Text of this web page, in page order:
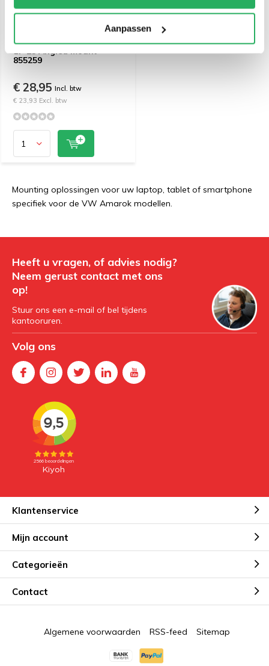
Aanpassen
Brodit Proclip VW Amarok
17-23 Angled mount
855259
€ 28,95 Incl. btw
€ 23,93 Excl. btw
Mounting oplossingen voor uw laptop, tablet of smartphone
specifiek voor de VW Amarok modellen.
Heeft u vragen, of advies nodig?
Neem gerust contact met ons
op!
Stuur ons een e-mail of bel tijdens
kantooruren.
Volg ons
Klantenservice
Mijn account
Categorieën
Contact
Algemene voorwaarden RSS-feed Sitemap